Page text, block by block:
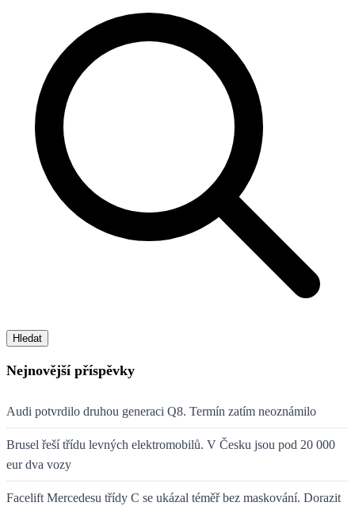
Hledat
Nejnovější příspěvky
Audi potvrdilo druhou generaci Q8. Termín zatím neoznámilo
Brusel řeší třídu levných elektromobilů. V Česku jsou pod 20 000
eur dva vozy
Facelift Mercedesu třídy C se ukázal téměř bez maskování. Dorazit